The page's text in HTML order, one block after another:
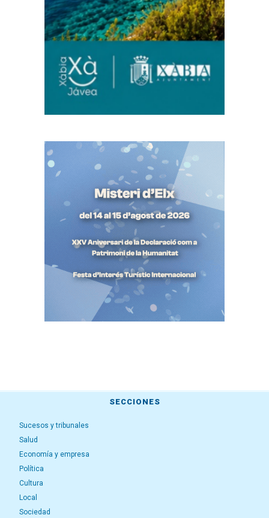
SECCIONES
Sucesos y tribunales
Salud
Economía y empresa
Política
Cultura
Local
Sociedad